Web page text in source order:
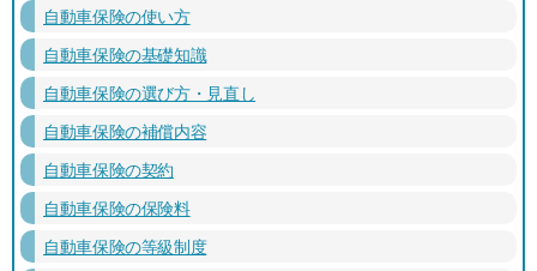
自動車保険の使い方
自動車保険の基礎知識
自動車保険の選び方・見直し
自動車保険の補償内容
自動車保険の契約
自動車保険の保険料
自動車保険の等級制度